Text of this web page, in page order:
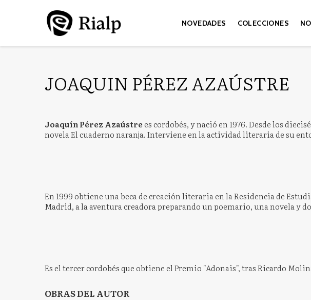
NOVEDADES COLECCIONES
JOAQUIN PÉREZ AZAÚSTRE
Joaquín Pérez Azaústre es cordobés, y nació en 1976. Desde los
novela El cuaderno naranja. Interviene en la actividad literaria de su
En 1999 obtiene una beca de creación literaria en la Residencia de
Madrid, a la aventura creadora preparando un poemario, una novela y
Es el tercer cordobés que obtiene el Premio "Adonais", tras Ricardo
OBRAS DEL AUTOR